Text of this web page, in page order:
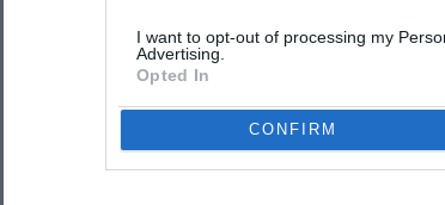
I want to opt-out of processing my
Advertising.
Opted In
CONFIRM
TuttoMercatoWeb.com.